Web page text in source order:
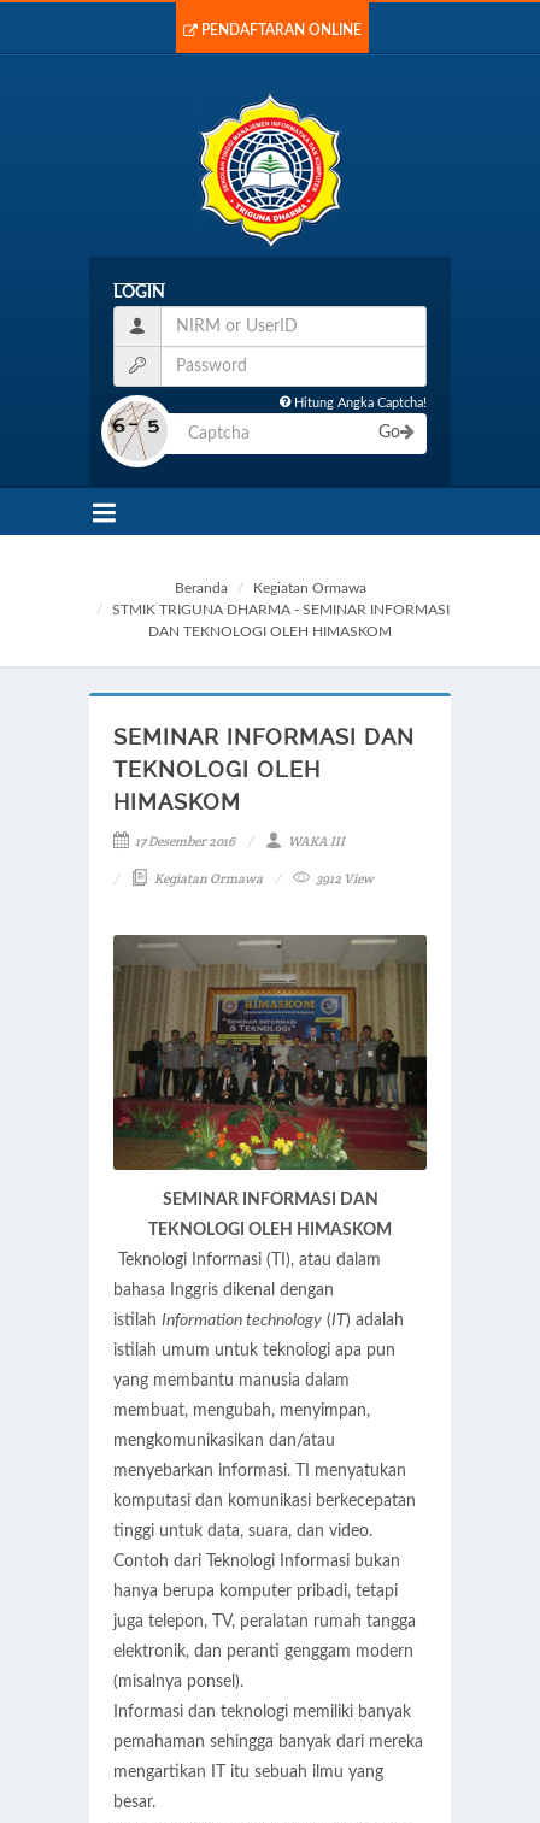
PENDAFTARAN ONLINE
LOGIN
Hitung Angka Captcha!
Go
Beranda
Kegiatan Ormawa
STMIK TRIGUNA DHARMA - SEMINAR INFORMASI
DAN TEKNOLOGI OLEH HIMASKOM
SEMINAR INFORMASI DAN
TEKNOLOGI OLEH
HIMASKOM
17 Desember 2016 WAKA III
Kegiatan Ormawa 3912 View
SEMINAR INFORMASI DAN
TEKNOLOGI OLEH HIMASKOM
Teknologi Informasi (TI), atau dalam
bahasa Inggris dikenal dengan
istilah Information technology (IT ) adalah
istilah umum untuk teknologi apa pun
yang membantu manusia dalam
membuat, mengubah, menyimpan,
mengkomunikasikan dan/atau
menyebarkan informasi. TI menyatukan
komputasi dan komunikasi berkecepatan
tinggi untuk data, suara, dan video.
Contoh dari Teknologi Informasi bukan
hanya berupa komputer pribadi, tetapi
juga telepon, TV, peralatan rumah tangga
elektronik, dan peranti genggam modern
(misalnya ponsel).
Informasi dan teknologi memiliki banyak
pemahaman sehingga banyak dari mereka
mengartikan IT itu sebuah ilmu yang
besar.